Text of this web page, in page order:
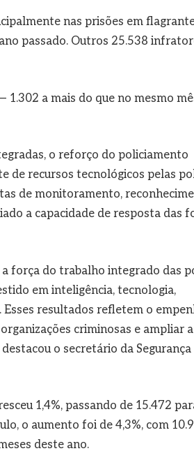
nas prisões em
passado. Outros 25.538
a mais do que no mesmo
o reforço do policiamento
de recursos tecnológicos pelas
de monitoramento,
a capacidade de resposta das
força do trabalho integrado das
em inteligência, tecnologia,
resultados refletem o
criminosas e ampliar a
o secretário da Segurança
1,4%, passando de 15.472
o aumento foi de 4,3%, com
deste ano.